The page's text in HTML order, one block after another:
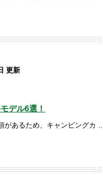
更新
デル6選！
があるため、キャンピングカ